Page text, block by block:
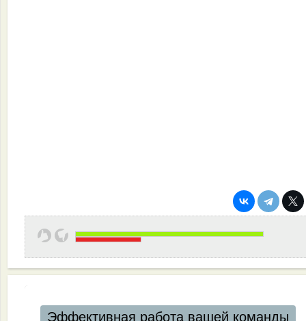
Эффективная работа вашей команды